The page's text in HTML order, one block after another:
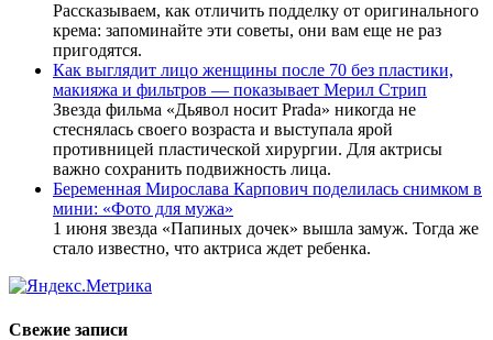
Рассказываем, как отличить подделку от оригинального
крема: запоминайте эти советы, они вам еще не раз
пригодятся.
Как выглядит лицо женщины после 70 без пластики,
макияжа и фильтров — показывает Мерил Стрип
Звезда фильма «Дьявол носит Prada» никогда не
стеснялась своего возраста и выступала ярой
противницей пластической хирургии. Для актрисы
важно сохранить подвижность лица.
Беременная Мирослава Карпович поделилась снимком в
мини: «Фото для мужа»
1 июня звезда «Папиных дочек» вышла замуж. Тогда же
стало известно, что актриса ждет ребенка.
Свежие записи